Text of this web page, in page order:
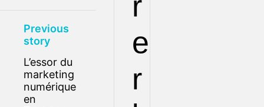
e
r
Previous
story
L’essor du
marketing
numérique
en